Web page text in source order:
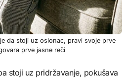
da stoji uz oslonac, pravi svoje prve
prve jasne reči
stoji uz pridržavanje, pokušava